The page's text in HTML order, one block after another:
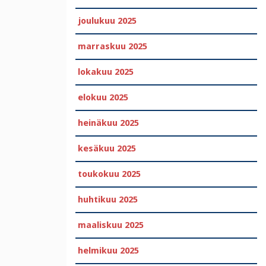
joulukuu 2025
marraskuu 2025
lokakuu 2025
elokuu 2025
heinäkuu 2025
kesäkuu 2025
toukokuu 2025
huhtikuu 2025
maaliskuu 2025
helmikuu 2025